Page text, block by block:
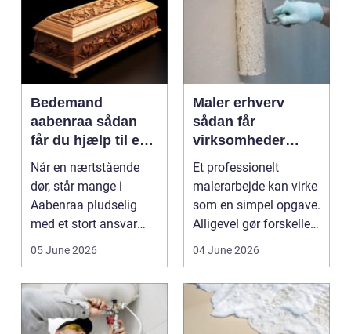
Bedemand
aabenraa sådan
får du hjælp til en
værdig afsked
Når en nærtstående
dør, står mange i
Aabenraa pludselig
med et stort ansvar
midt i sorgen.
05 June 2026
Maler erhverv
sådan får
virksomheder
mest værdi af
professionelt
malerarbejde
Et professionelt
malerarbejde kan virke
som en simpel opgave.
Alligevel gør forskellen
på gør-det-se...
04 June 2026